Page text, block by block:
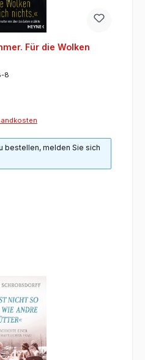
Für die Wolken
8
bestellen, melden Sie sich